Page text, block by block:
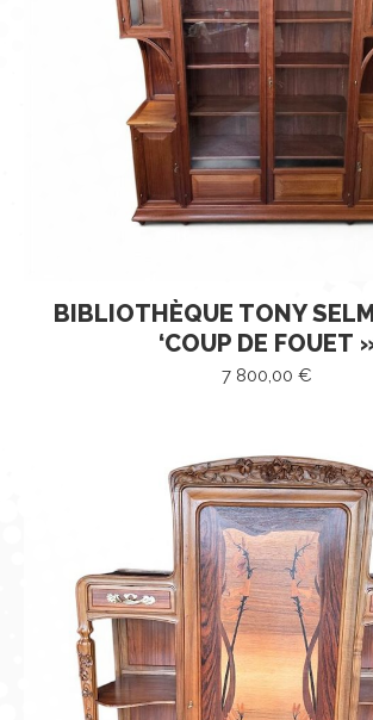
BIBLIOTHÈQUE TONY
‘COUP DE FOUET
7 800,00 €